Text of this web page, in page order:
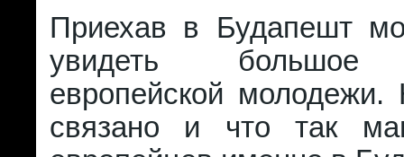
Приехав в Будапешт
увидеть большое
европейской
связано и что так